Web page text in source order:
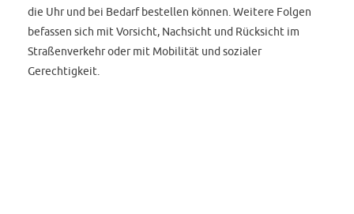
die Uhr und bei Bedarf bestellen können. Weitere Folgen
befassen sich mit Vorsicht, Nachsicht und Rücksicht im
Straßenverkehr oder mit Mobilität und sozialer
Gerechtigkeit.